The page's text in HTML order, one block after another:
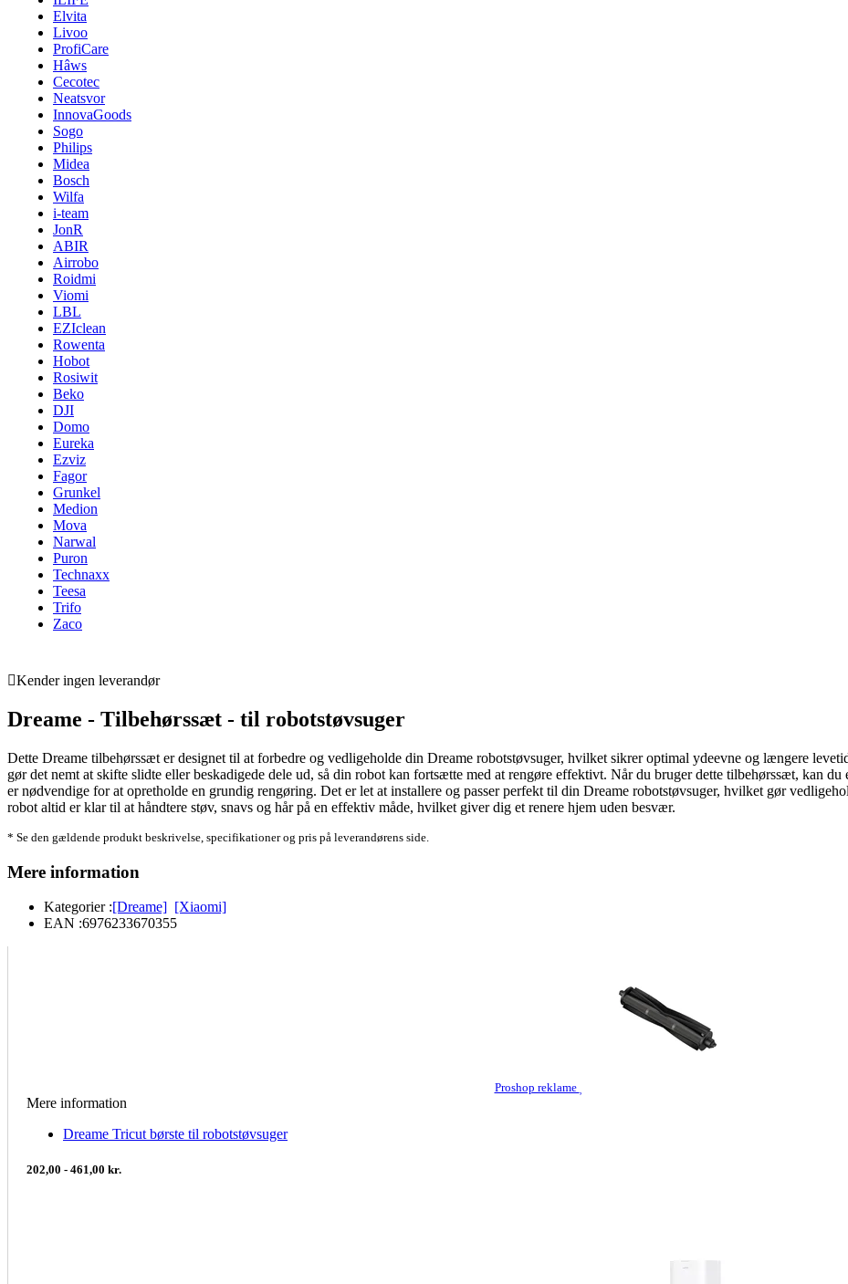
Elvita
Livoo
ProfiCare
Hâws
Cecotec
Neatsvor
InnovaGoods
Sogo
Philips
Midea
Bosch
Wilfa
i-team
JonR
ABIR
Airrobo
Roidmi
Viomi
LBL
EZIclean
Rowenta
Hobot
Rosiwit
Beko
DJI
Domo
Eureka
Ezviz
Fagor
Grunkel
Medion
Mova
Narwal
Puron
Technaxx
Teesa
Trifo
Zaco
Kender ingen leverandør
Dreame - Tilbehørssæt - til robotstøvsuger
Dette Dreame tilbehørssæt er designet til at forbedre og vedligeholde din Dreame robotstøvsuger, hvilket sikrer optimal ydeevne og længere
gør det nemt at skifte slidte eller beskadigede dele ud, så din robot kan fortsætte med at rengøre effektivt. Når du bruger dette tilbehørssæt, kan
er nødvendige for at opretholde en grundig rengøring. Det er let at installere og passer perfekt til din Dreame robotstøvsuger, hvilket gør
robot altid er klar til at håndtere støv, snavs og hår på en effektiv måde, hvilket giver dig et renere hjem uden besvær.
* Se den gældende produkt beskrivelse, specifikationer og pris på leverandørens side.
Mere information
Kategorier :[Dreame] [Xiaomi]
EAN :6976233670355
Proshop reklame
Mere information
Dreame Tricut børste til robotstøvsuger
202,00 - 461,00 kr.